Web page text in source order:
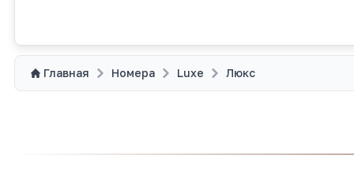
Главная Номера Luxe Люкс